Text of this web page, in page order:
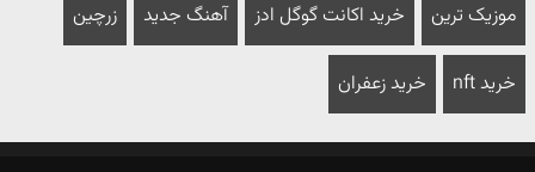
موزیک ترین خرید اکانت گوگل ادز آهنگ جدید زرچین
خرید nft خرید زعفران